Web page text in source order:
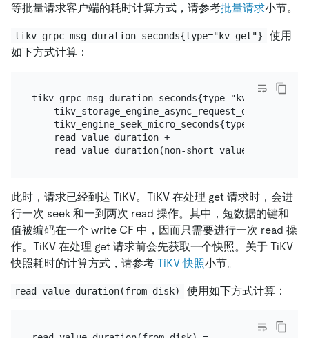
等批量请求客户端的耗时计算方式，请参考批量请求小节。
tikv_grpc_msg_duration_seconds{type="kv_get"}
使用
如下方式计算：
tikv_grpc_msg_duration_seconds{type="kv_get"} =
    read value duration +
此时，请求已经到达 TiKV。TiKV 在处理 get 请求时，会进
行一次 seek 和一到两次 read 操作。其中，短数据的键和
值被编码在一个 write CF 中，因而只需要进行一次 read 操
作。TiKV 在处理 get 请求前会先获取一个快照。关于 TiKV
快照耗时的计算方式，请参考 TiKV 快照小节。
read value duration(from disk) 使用如下方式计算：